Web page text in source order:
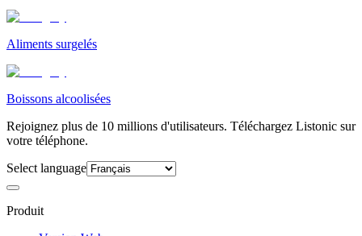
Aliments surgelés
Boissons alcoolisées
Rejoignez plus de 10 millions d'utilisateurs. Téléchargez Listonic sur
votre téléphone.
Select language
Produit